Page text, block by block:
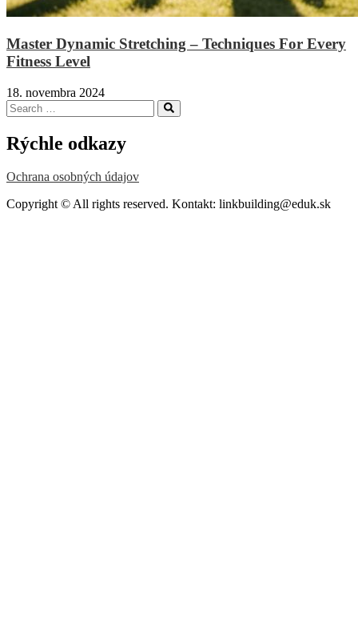
Master Dynamic Stretching – Techniques For Every
Fitness Level
18. novembra 2024
Search
for:
Search
Rýchle odkazy
Ochrana osobných údajov
Copyright © All rights reserved. Kontakt: linkbuilding@eduk.sk